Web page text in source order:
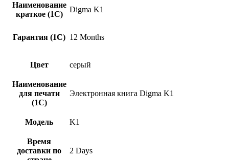
Наименование
краткое (1C)
Digma K1
Гарантия (1С) 12 Months
Цвет серый
Наименование
для печати
(1С)
Электронная книга Digma K1
Модель K1
Время
доставки по
2 Days